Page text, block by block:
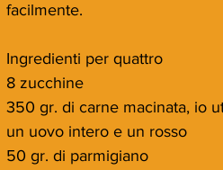
facilmente.
Ingredienti per quattro
8 zucchine
350 gr. di carne macinata, io
un uovo intero e un rosso
50 gr. di parmigiano